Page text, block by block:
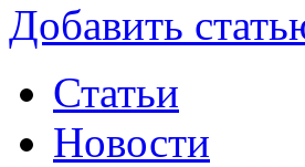
Добавить
Статьи
Новости